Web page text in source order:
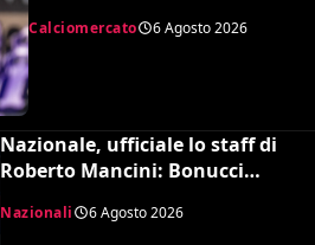
Calciomercato 6 Agosto 2026
Nazionale, ufficiale lo staff di
Roberto Mancini: Bonucci
Nazionali 6 Agosto 2026